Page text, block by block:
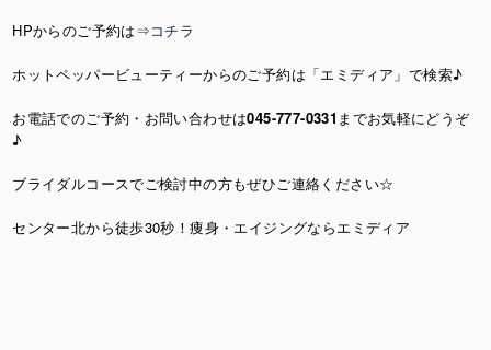
HPからのご予約は⇒コチラ
ホットペッパービューティーからのご予約は「エミディア」で検索♪
お電話でのご予約・お問い合わせは045-777-0331 までお気軽にどうぞ
♪
ブライダルコースでご検討中の方もぜひご連絡ください☆
センター北から徒歩30秒！痩身・エイジングならエミディア